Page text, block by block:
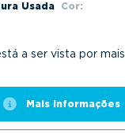
Usada Cor:
a ser vista por mais
Mais informações